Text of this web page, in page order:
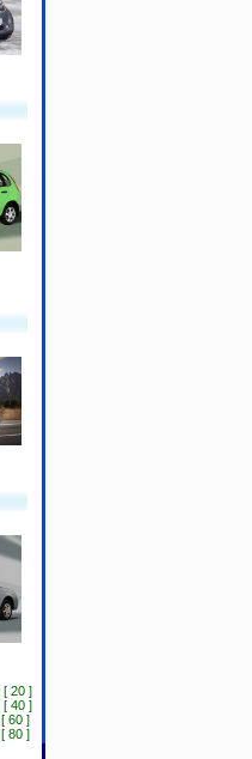
[ 20 ]
[ 40 ]
[ 60 ]
[ 80 ]